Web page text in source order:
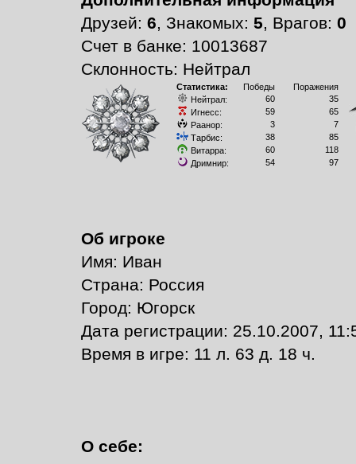
Друзей: 6, Знакомых: 5, Врагов: 0
Счет в банке: 10013687
Склонность: Нейтрал
Статистика: Победы
Поражения
Нейтрал:
60
35
Игнесс:
59
65
Раанор:
3
7
Тарбис:
38
85
Витарра:
60
118
Дримнир:
54 97
Об игроке
Имя: Иван
Страна: Россия
Город: Югорск
Дата регистрации: 25.10.2007,
Время в игре: 11 л. 63 д. 18 ч.
О себе: